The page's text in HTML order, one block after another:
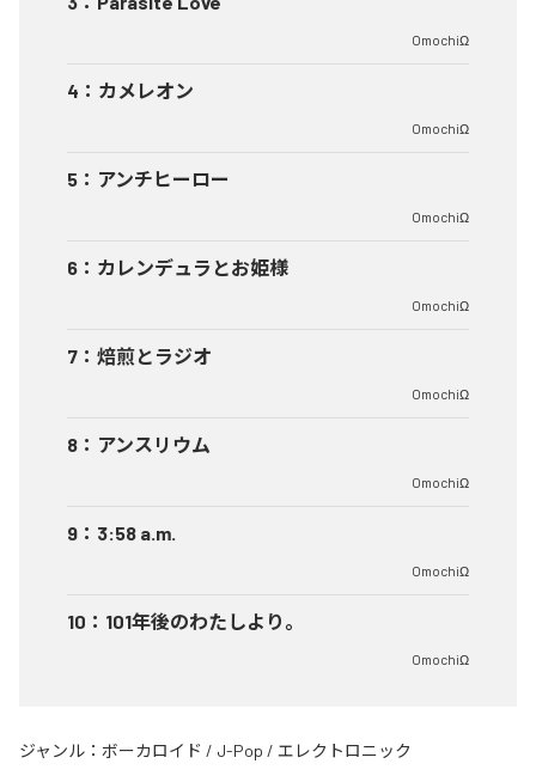
OmochiΩ
4 ： カメレオン
OmochiΩ
5 ： アンチヒーロー
OmochiΩ
6 ： カレンデュラとお姫様
OmochiΩ
7 ： 焙煎とラジオ
OmochiΩ
8 ： アンスリウム
OmochiΩ
9 ： 3:58 a.m.
OmochiΩ
10 ： 101年後のわたしより。
OmochiΩ
ジャンル： ボーカロイド / J-Pop / エレクトロニック